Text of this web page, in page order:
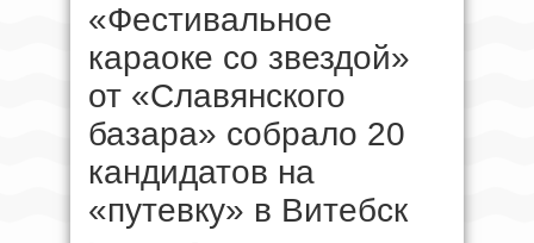
«Фестивальное
караоке со звездой»
от «Славянского
базара» собрало 20
кандидатов на
«путевку» в Витебск